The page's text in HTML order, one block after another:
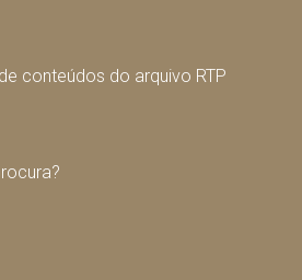
conteúdos do arquivo RTP